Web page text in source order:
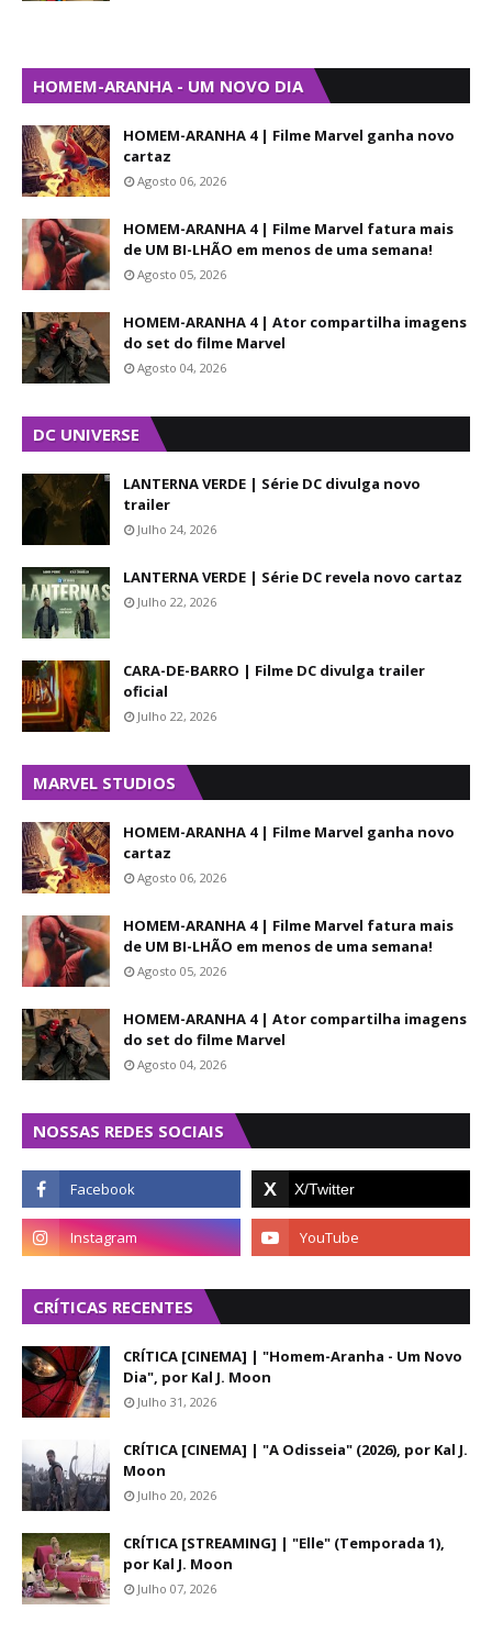
HOMEM-ARANHA - UM NOVO DIA
HOMEM-ARANHA 4 | Filme Marvel ganha novo
cartaz
Agosto 06, 2026
HOMEM-ARANHA 4 | Filme Marvel fatura mais
de UM BI-LHÃO em menos de uma semana!
Agosto 05, 2026
HOMEM-ARANHA 4 | Ator compartilha imagens
do set do filme Marvel
Agosto 04, 2026
DC UNIVERSE
LANTERNA VERDE | Série DC divulga novo
trailer
Julho 24, 2026
LANTERNA VERDE | Série DC revela novo cartaz
Julho 22, 2026
CARA-DE-BARRO | Filme DC divulga trailer
oficial
Julho 22, 2026
MARVEL STUDIOS
HOMEM-ARANHA 4 | Filme Marvel ganha novo
cartaz
Agosto 06, 2026
HOMEM-ARANHA 4 | Filme Marvel fatura mais
de UM BI-LHÃO em menos de uma semana!
Agosto 05, 2026
HOMEM-ARANHA 4 | Ator compartilha imagens
do set do filme Marvel
Agosto 04, 2026
NOSSAS REDES SOCIAIS
CRÍTICAS RECENTES
CRÍTICA [CINEMA] | "Homem-Aranha - Um Novo
Dia", por Kal J. Moon
Julho 31, 2026
CRÍTICA [CINEMA] | "A Odisseia" (2026), por Kal J.
Moon
Julho 20, 2026
CRÍTICA [STREAMING] | "Elle" (Temporada 1),
por Kal J. Moon
Julho 07, 2026